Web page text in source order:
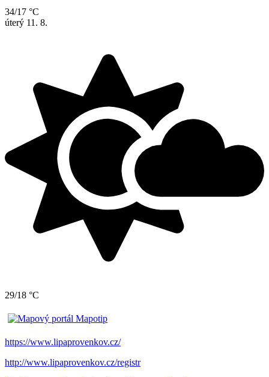
34/17 °C
úterý 11. 8.
29/18 °C
https://www.lipaprovenkov.cz/
http://www.lipaprovenkov.cz/registr